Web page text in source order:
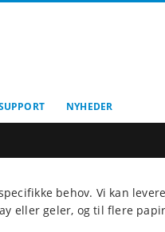
NYHEDER
behov. Vi kan
eller geler, og til flere